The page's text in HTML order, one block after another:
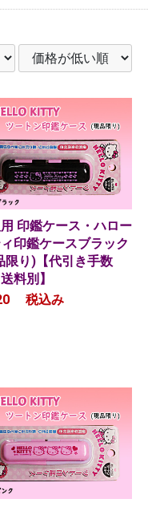
印鑑ケース・ハロー
印鑑ケースブラック
限り)【代引き手数
料別】
税込み